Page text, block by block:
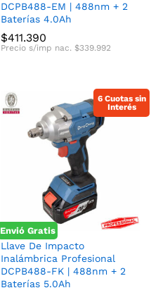
DCPB488-EM | 488nm + 2
Baterías 4.0Ah
$411.390
Precio s/imp nac. $339.992
6 Cuotas sin
Interés
Envió Gratis
Llave De Impacto
Inalámbrica Profesional
DCPB488-FK | 488nm + 2
Baterías 5.0Ah